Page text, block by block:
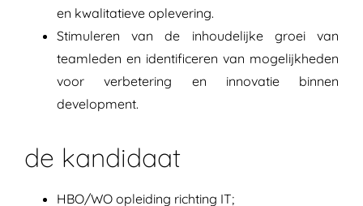
en kwalitatieve oplevering.
Stimuleren van de inhoudelijke groei van
teamleden en identificeren van mogelijkheden
voor verbetering en innovatie binnen
development.
de kandidaat
HBO/WO opleiding richting IT;